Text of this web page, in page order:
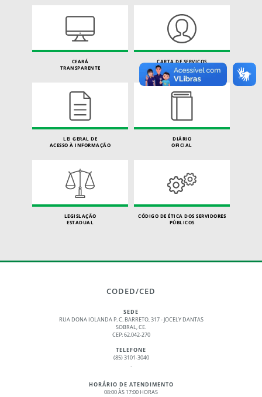
CEARÁ
TRANSPARENTE
CARTA DE SERVIÇOS
DO CIDADÃO
LEI GERAL DE
ACESSO À INFORMAÇÃO
DIÁRIO
OFICIAL
LEGISLAÇÃO
ESTADUAL
CÓDIGO DE ÉTICA DOS SERVIDORES
PÚBLICOS
CODED/CED
SEDE
RUA DONA IOLANDA P. C. BARRETO, 317 - JOCELY DANTAS
SOBRAL, CE.
CEP: 62.042-270
TELEFONE
(85) 3101-3040
.
HORÁRIO DE ATENDIMENTO
08:00 ÀS 17:00 HORAS